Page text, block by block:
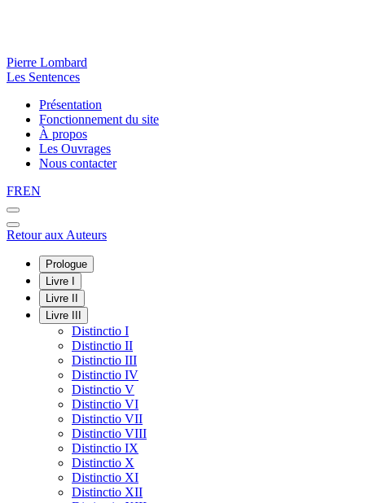
Pierre Lombard
Les Sentences
Présentation
Fonctionnement du site
À propos
Les Ouvrages
Nous contacter
FREN
Retour aux Auteurs
Prologue
Livre I
Livre II
Livre III
Distinctio I
Distinctio II
Distinctio III
Distinctio IV
Distinctio V
Distinctio VI
Distinctio VII
Distinctio VIII
Distinctio IX
Distinctio X
Distinctio XI
Distinctio XII